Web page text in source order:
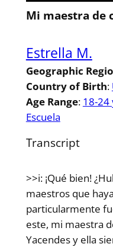
Mi maestra de
Estrella M.
Geographic
Country of Birth:
Age Range: 18-24
Escuela
Transcript
>>i: ¡Qué bien!
maestros que
particularmente
este, mi maestra
Yacendes y ella